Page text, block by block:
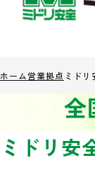
ホーム営業拠点 ミド
全
ミドリ安